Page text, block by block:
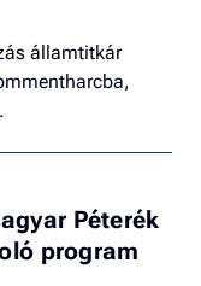
államtitkár
Péterék
program